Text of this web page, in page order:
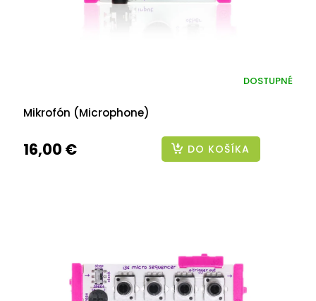
Mikrofón (Microphone)
DOSTUPNÉ
16,00 € DO KOŠÍKA